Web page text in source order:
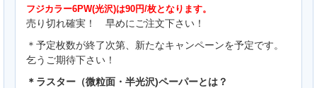
フジカラー6PW(光沢)は90円/枚となります。
売り切れ確実！ 早めにご注文下さい！
＊予定枚数が終了次第、新たなキャンペーンを予定です。
乞うご期待下さい！
＊ラスター（微粒面・半光沢)ペーパーとは？